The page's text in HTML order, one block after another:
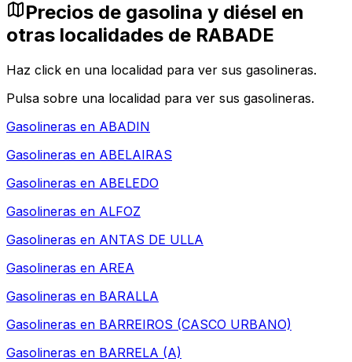
Precios de gasolina y diésel en
otras localidades de RABADE
Haz click en una localidad para ver sus gasolineras.
Pulsa sobre una localidad para ver sus gasolineras.
Gasolineras en ABADIN
Gasolineras en ABELAIRAS
Gasolineras en ABELEDO
Gasolineras en ALFOZ
Gasolineras en ANTAS DE ULLA
Gasolineras en AREA
Gasolineras en BARALLA
Gasolineras en BARREIROS (CASCO URBANO)
Gasolineras en BARRELA (A)